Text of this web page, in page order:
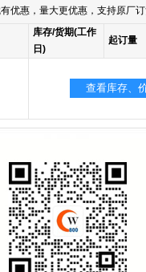
优惠，量大更优惠，支持原厂
库存/货期(工作
日)
起订量
查看库存、